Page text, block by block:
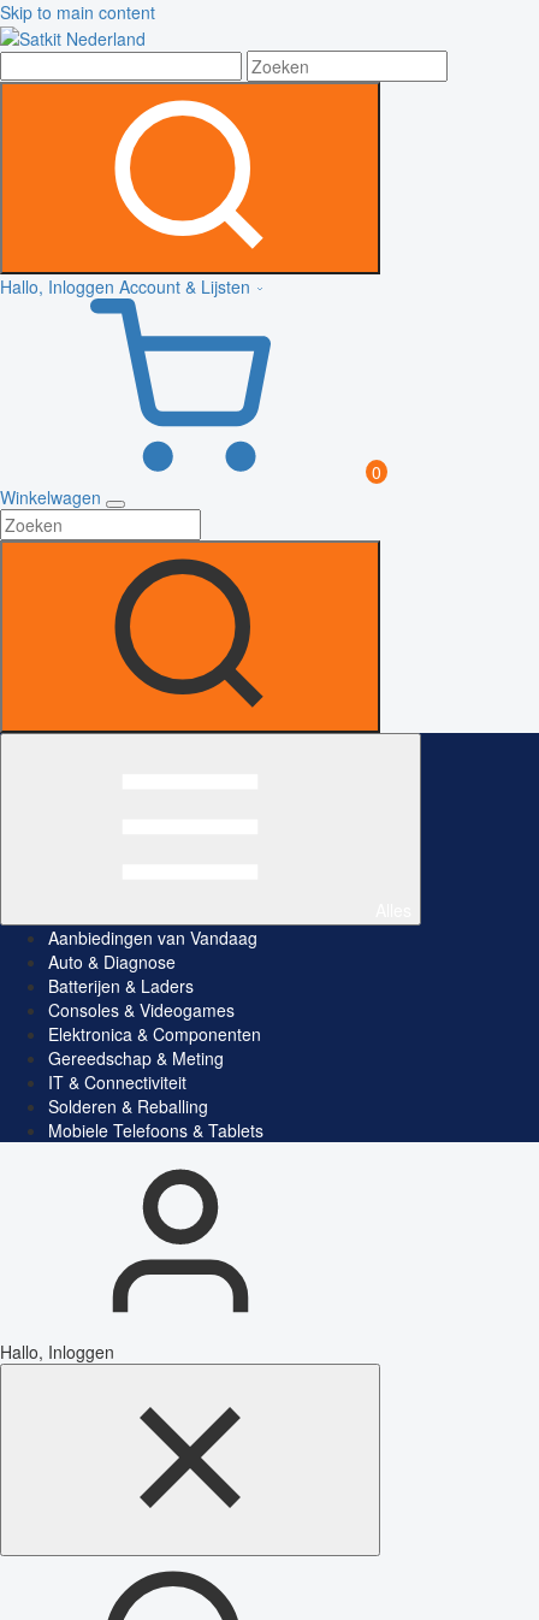
Skip to main content
Hallo, Inloggen Account & Lijsten
0
Winkelwagen
Aanbiedingen van Vandaag
Auto & Diagnose
Batterijen & Laders
Consoles & Videogames
Elektronica & Componenten
Gereedschap & Meting
IT & Connectiviteit
Solderen & Reballing
Mobiele Telefoons & Tablets
Hallo, Inloggen